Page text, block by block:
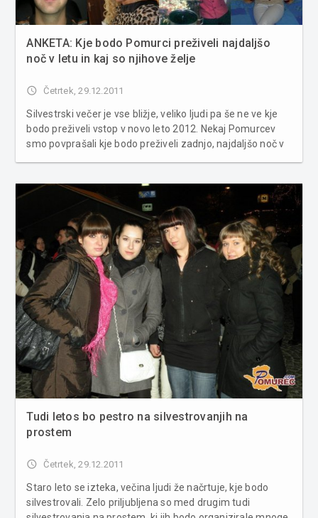
ANKETA: Kje bodo Pomurci preživeli najdaljšo
noč v letu in kaj so njihove želje
access_time Četrtek, 29.12.2011
Silvestrski večer je vse bližje, veliko ljudi pa še ne ve kje
bodo preživeli vstop v novo leto 2012. Nekaj Pomurcev
smo povprašali kje bodo preživeli zadnjo, najdaljšo noč v
Tudi letos bo pestro na silvestrovanjih na
prostem
access_time Četrtek, 29.12.2011
Staro leto se izteka, večina ljudi že načrtuje, kje bodo
silvestrovali. Zelo priljubljena so med drugim tudi